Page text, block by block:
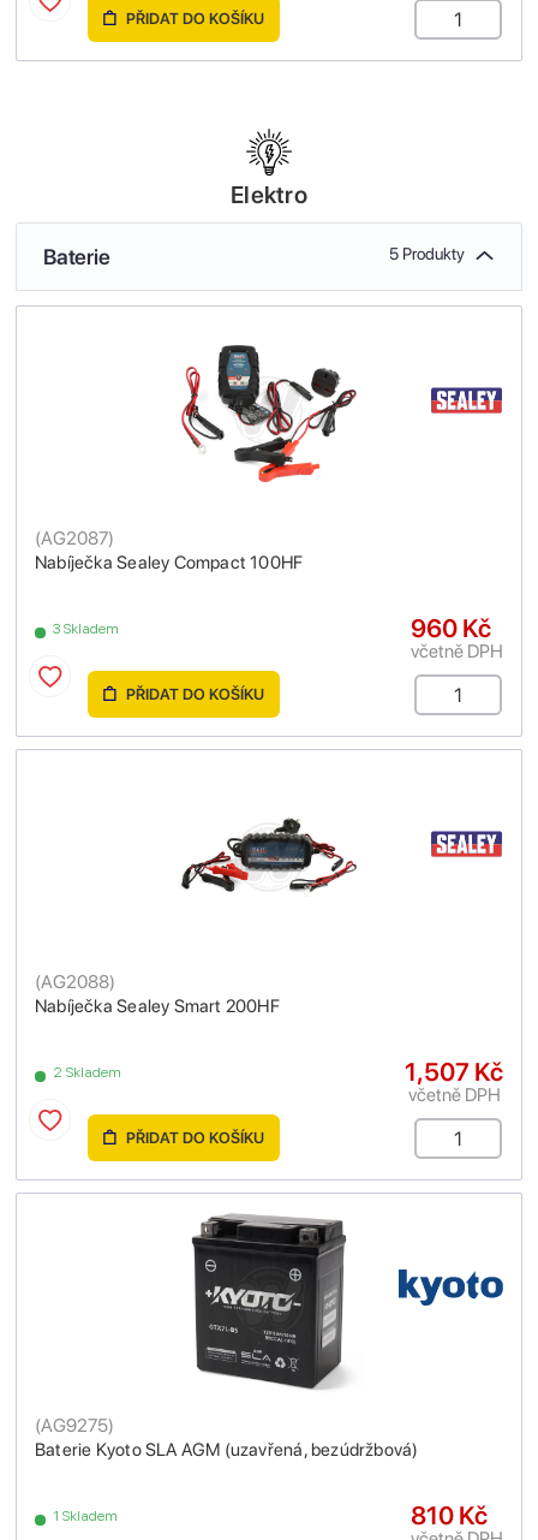
PŘIDAT DO KOŠÍKU
Elektro
Baterie 5 Produkty
Nabíječka Sealey Compact 100HF
(AG2087)
3 Skladem 960 Kč
včetně DPH
PŘIDAT DO KOŠÍKU
Nabíječka Sealey Smart 200HF
(AG2088)
2 Skladem 1,507 Kč
včetně DPH
PŘIDAT DO KOŠÍKU
Baterie Kyoto SLA AGM (uzavřená, bezúdržbová)
(AG9275)
1 Skladem 810 Kč